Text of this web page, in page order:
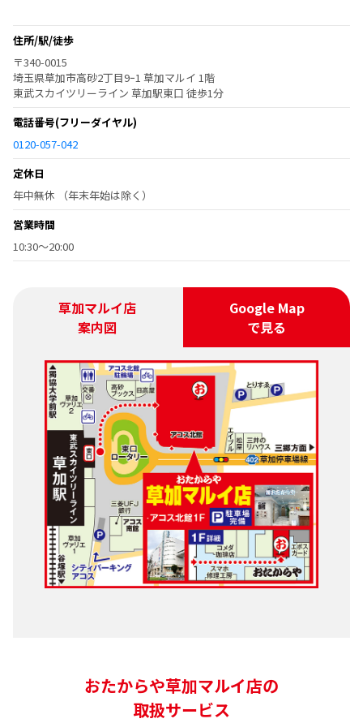
住所/駅/徒歩
〒340-0015
埼玉県草加市高砂2丁目9ｰ1 草加マルイ 1階
東武スカイツリーライン 草加駅東口 徒歩1分
電話番号(フリーダイヤル)
0120-057-042
定休日
年中無休 （年末年始は除く）
営業時間
10:30～20:00
草加マルイ店
案内図
Google Map
で見る
おたからや草加マルイ店の
取扱サービス